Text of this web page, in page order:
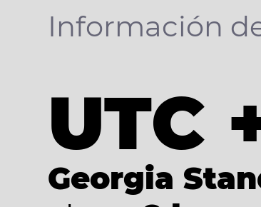
Información
UTC
Georgia